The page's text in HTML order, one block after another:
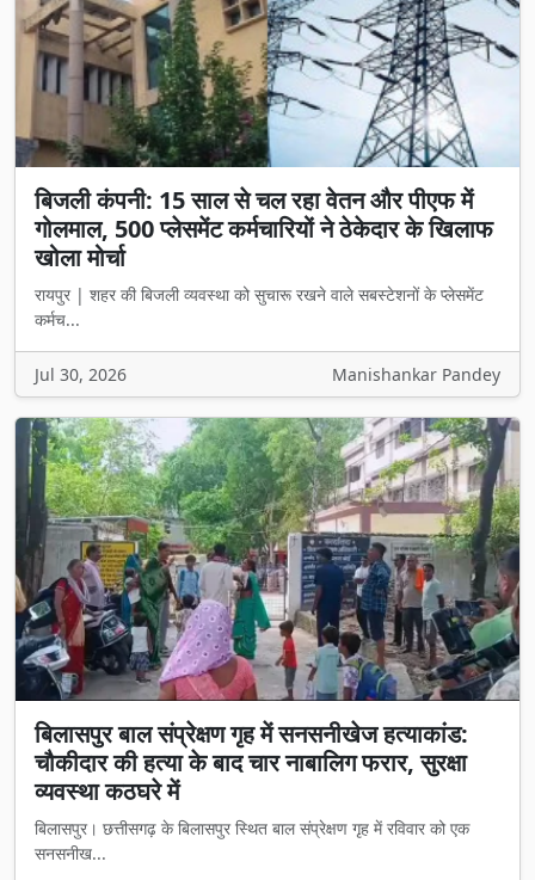
बिजली कंपनी: 15 साल से चल रहा वेतन और पीएफ में
गोलमाल, 500 प्लेसमेंट कर्मचारियों ने ठेकेदार के खिलाफ
खोला मोर्चा
रायपुर | शहर की बिजली व्यवस्था को सुचारू रखने वाले सबस्टेशनों के प्लेसमेंट
कर्मच...
Jul 30, 2026 Manishankar Pandey
बिलासपुर बाल संप्रेक्षण गृह में सनसनीखेज हत्याकांड:
चौकीदार की हत्या के बाद चार नाबालिग फरार, सुरक्षा
व्यवस्था कठघरे में
बिलासपुर। छत्तीसगढ़ के बिलासपुर स्थित बाल संप्रेक्षण गृह में रविवार को एक
सनसनीख...